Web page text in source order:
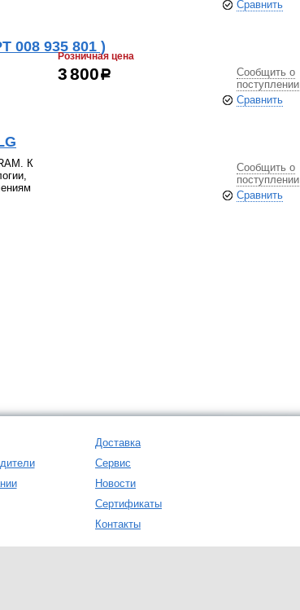
Сравнить
008 935 801 )
Розничная цена
3 800р
Сообщить о
поступлении
Сравнить
К
Сообщить о
поступлении
Сравнить
Доставка
Сервис
Новости
Сертификаты
Контакты